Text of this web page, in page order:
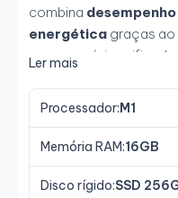
combina
energética graças ao
uma memória unificada
silencioso, aliado ao
criativos,
avançadosque
autonomia excecional.
Ler mais
Processador:M1
Memória RAM:16GB
Disco rígido:SSD